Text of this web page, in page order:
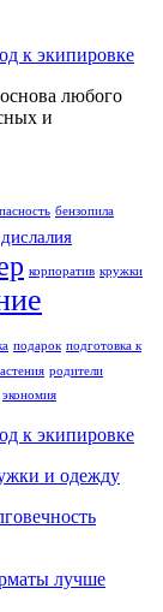
к экипировке
любого
и
бензопила
дислалия
корпоратив кружки
подарок подготовка к
родители
экономия
к экипировке
и одежду
лучше